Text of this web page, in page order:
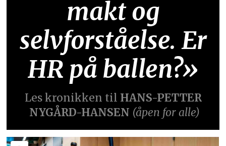
makt og
selvforståelse. Er
HR på ballen?»
Les kronikken til HANS-PETTER
NYGÅRD-HANSEN (åpen for alle)